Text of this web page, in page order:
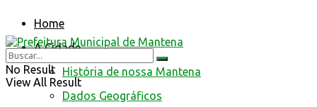
Home
A Cidade
História de nossa Mantena
Dados Geográficos
No Result
View All Result